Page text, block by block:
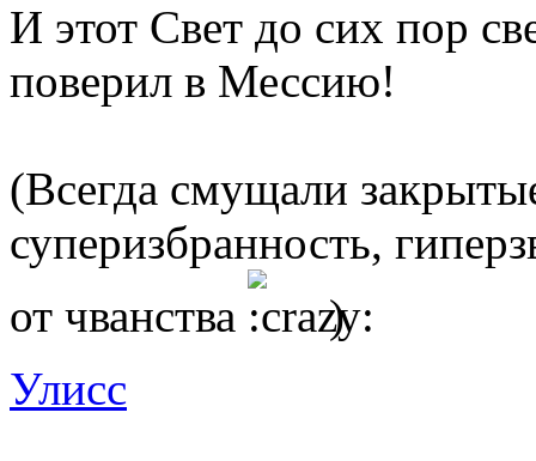
И этот Свет до сих пор
поверил в Мессию!
(Всегда смущали
суперизбранность,
от чванства
)
Улисс